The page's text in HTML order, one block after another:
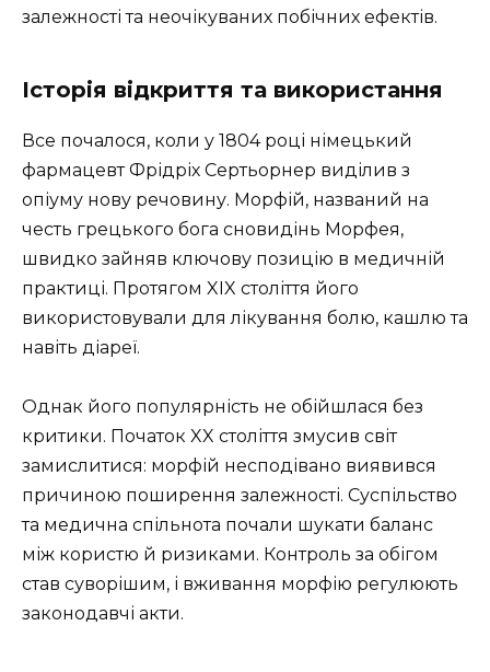
залежності та неочікуваних побічних ефектів.
Історія відкриття та використання
Все почалося, коли у 1804 році німецький
фармацевт Фрідріх Сертьорнер виділив з
опіуму нову речовину. Морфій, названий на
честь грецького бога сновидінь Морфея,
швидко зайняв ключову позицію в медичній
практиці. Протягом XIX століття його
використовували для лікування болю, кашлю та
навіть діареї.
Однак його популярність не обійшлася без
критики. Початок XX століття змусив світ
замислитися: морфій несподівано виявився
причиною поширення залежності. Суспільство
та медична спільнота почали шукати баланс
між користю й ризиками. Контроль за обігом
став суворішим, і вживання морфію регулюють
законодавчі акти.